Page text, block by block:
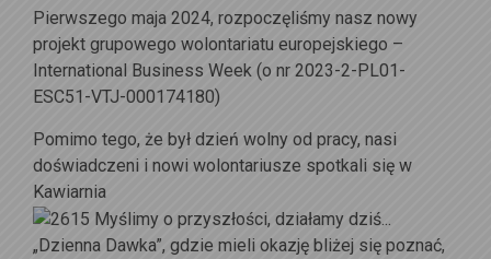
Pierwszego maja 2024, rozpoczęliśmy nasz nowy
projekt grupowego wolontariatu europejskiego –
International Business Week (o nr 2023-2-PL01-
ESC51-VTJ-000174180)
Pomimo tego, że był dzień wolny od pracy, nasi
doświadczeni i nowi wolontariusze spotkali się w
Kawiarnia
„Dzienna Dawka”, gdzie mieli okazję bliżej się poznać,